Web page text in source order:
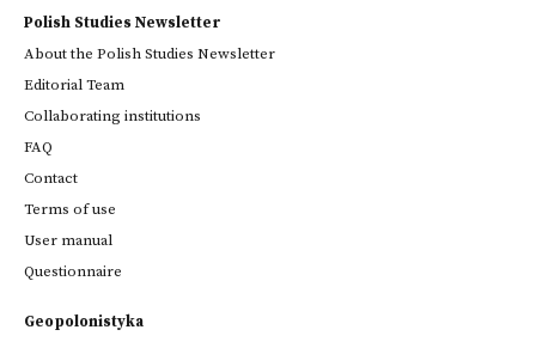
Polish Studies Newsletter
About the Polish Studies Newsletter
Editorial Team
Collaborating institutions
FAQ
Contact
Terms of use
User manual
Questionnaire
Geopolonistyka